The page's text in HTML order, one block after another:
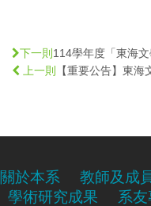
下一則 114學年度「東海
上一則
【重要公告】東
關於本系 教師及成
學術研究成果
系